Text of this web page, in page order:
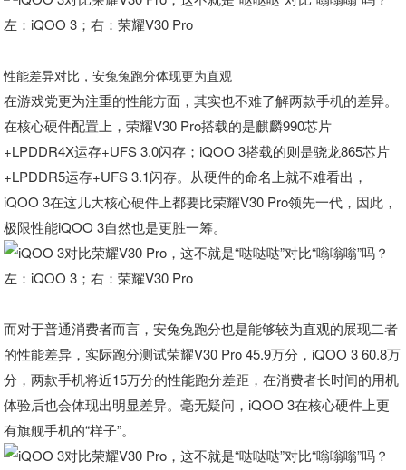
左：iQOO 3；右：荣耀V30 Pro
性能差异对比，安兔兔跑分体现更为直观
在游戏党更为注重的性能方面，其实也不难了解两款手机的差异。
在核心硬件配置上，荣耀V30 Pro搭载的是麒麟990芯片
+LPDDR4X运存+UFS 3.0闪存；iQOO 3搭载的则是骁龙865芯片
+LPDDR5运存+UFS 3.1闪存。从硬件的命名上就不难看出，
iQOO 3在这几大核心硬件上都要比荣耀V30 Pro领先一代，因此，
极限性能iQOO 3自然也是更胜一筹。
左：iQOO 3；右：荣耀V30 Pro
而对于普通消费者而言，安兔兔跑分也是能够较为直观的展现二者
的性能差异，实际跑分测试荣耀V30 Pro 45.9万分，iQOO 3 60.8万
分，两款手机将近15万分的性能跑分差距，在消费者长时间的用机
体验后也会体现出明显差异。毫无疑问，iQOO 3在核心硬件上更
有旗舰手机的“样子”。